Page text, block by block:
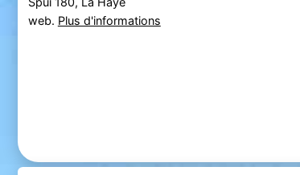
web. Plus d'informations